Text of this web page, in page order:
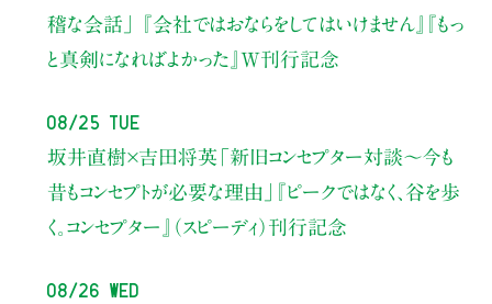
稽な会話」
『会社ではおならをしてはいけません』『もっ
と真剣になればよかった』W刊行記念
08/25 Tue
坂井直樹×吉田将英「新旧コンセプター対談～今も
昔もコンセプトが必要な理由」
『ピークではなく、谷を歩
く。コンセプター』（スピーディ）刊行記念
08/26 Wed